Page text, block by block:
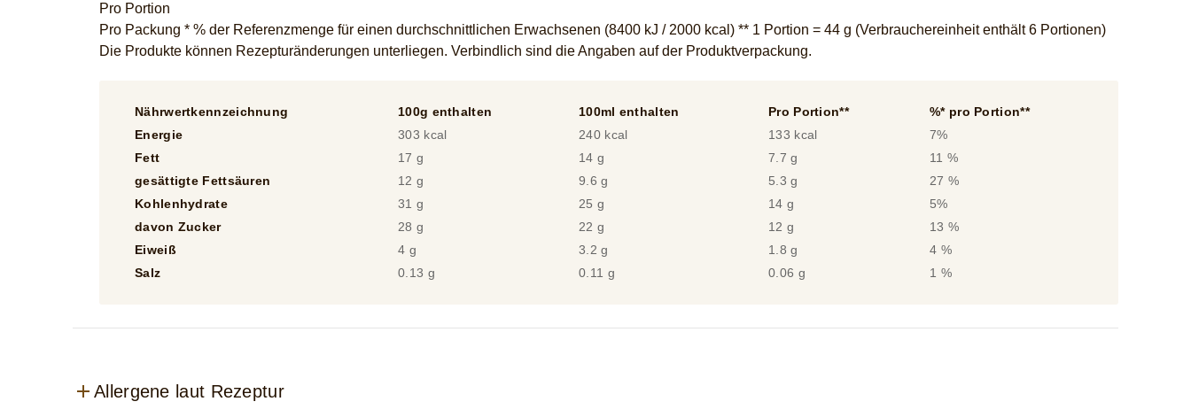
Pro Portion
Pro Packung * % der Referenzmenge für einen durchschnittlichen Erwachsenen (8400 kJ / 2000 kcal) ** 1 Portion = 44 g (Verbrauchereinheit enthält 6 Portionen)
Die Produkte können Rezepturänderungen unterliegen. Verbindlich sind die Angaben auf der Produktverpackung.
Nährwertkennzeichnung 100g enthalten 100ml enthalten Pro Portion**
%* pro Portion**
Energie
303 kcal 240 kcal 133 kcal
7%
Fett
17 g 14 g 7.7 g
11 %
gesättigte Fettsäuren
12 g 9.6 g 5.3 g
27 %
Kohlenhydrate
31 g 25 g 14 g
5%
davon Zucker
28 g 22 g 12 g
13 %
Eiweiß
4 g 3.2 g 1.8 g
4 %
Salz
0.13 g 0.11 g 0.06 g 1 %
Allergene laut Rezeptur